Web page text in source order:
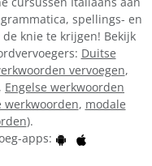
spellings- en
knie te krijgen! Bekijk
Duitse
vervoegen,
, Engelse werkwoorden
werkwoorden, modale
).
apps: